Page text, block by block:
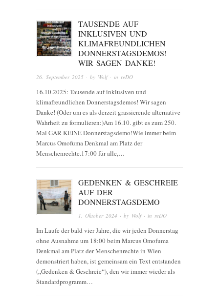
TAUSENDE AUF
INKLUSIVEN UND
KLIMAFREUNDLICHEN
DONNERSTAGSDEMOS!
WIR SAGEN DANKE!
26. September 2025 · by Wolf· in reDO
16.10.2025: Tausende auf inklusiven und
klimafreundlichen Donnerstagsdemos! Wir sagen
Danke! (Oder um es als derzeit grassierende alternative
Wahrheit zu formulieren:)Am 16.10. gibt es zum 250.
Mal GAR KEINE Donnerstagsdemo!Wie immer beim
Marcus Omofuma Denkmal am Platz der
Menschenrechte.17:00 für alle,…
GEDENKEN & GESCHREIE
AUF DER
DONNERSTAGSDEMO
1. Oktober 2024 · by Wolf· inreDO
Im Laufe der bald vier Jahre, die wir jeden Donnerstag
ohne Ausnahme um 18:00 beim Marcus Omofuma
Denkmal am Platz der Menschenrechte in Wien
demonstriert haben, ist gemeinsam ein Text entstanden
(„Gedenken & Geschreie“), den wir immer wieder als
Standardprogramm…